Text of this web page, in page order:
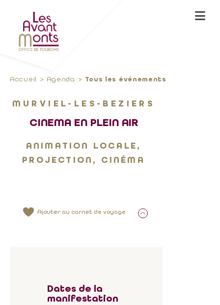
Accueil Agenda Tous les événements
MURVIEL-LES-BEZIERS
CINEMA EN PLEIN AIR
ANIMATION LOCALE,
PROJECTION, CINÉMA
Ajouter au carnet de voyage
Dates de la
manifestation